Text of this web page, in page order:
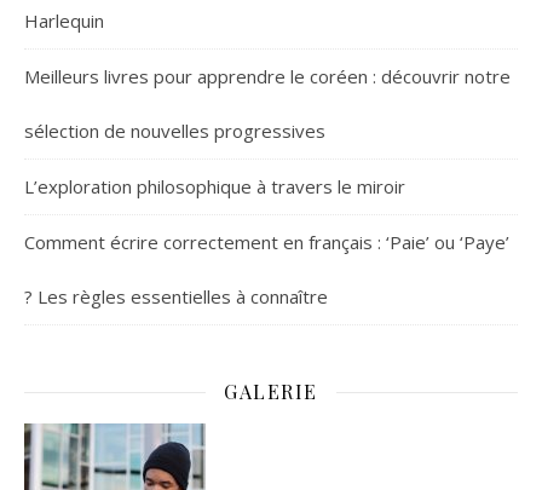
Harlequin
Meilleurs livres pour apprendre le coréen : découvrir notre
sélection de nouvelles progressives
L’exploration philosophique à travers le miroir
Comment écrire correctement en français : ‘Paie’ ou ‘Paye’
? Les règles essentielles à connaître
GALERIE